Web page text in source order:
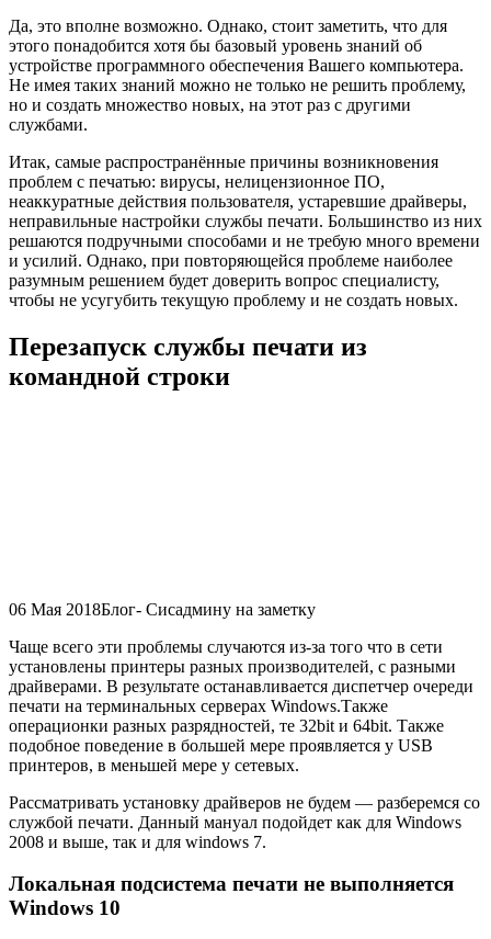
Да, это вполне возможно. Однако, стоит заметить, что для
этого понадобится хотя бы базовый уровень знаний об
устройстве программного обеспечения Вашего компьютера.
Не имея таких знаний можно не только не решить проблему,
но и создать множество новых, на этот раз с другими
службами.
Итак, самые распространённые причины возникновения
проблем с печатью: вирусы, нелицензионное ПО,
неаккуратные действия пользователя, устаревшие драйверы,
неправильные настройки службы печати. Большинство из них
решаются подручными способами и не требую много времени
и усилий. Однако, при повторяющейся проблеме наиболее
разумным решением будет доверить вопрос специалисту,
чтобы не усугубить текущую проблему и не создать новых.
Перезапуск службы печати из
командной строки
06 Мая 2018Блог- Сисадмину на заметку
Чаще всего эти проблемы случаются из-за того что в сети
установлены принтеры разных производителей, с разными
драйверами. В результате останавливается диспетчер очереди
печати на терминальных серверах Windows.Также
операционки разных разрядностей, те 32bit и 64bit. Также
подобное поведение в большей мере проявляется у USB
принтеров, в меньшей мере у сетевых.
Рассматривать установку драйверов не будем — разберемся со
службой печати. Данный мануал подойдет как для Windows
2008 и выше, так и для windows 7.
Локальная подсистема печати не выполняется
Windows 10